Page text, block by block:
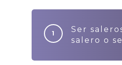
Ser
salero o